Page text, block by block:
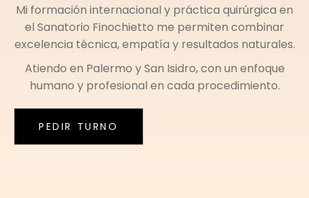
Mi formación internacional y práctica quirúrgica en
el Sanatorio Finochietto me permiten combinar
excelencia técnica, empatía y resultados naturales.
Atiendo en Palermo ySan Isidro, con un enfoque
humano y profesional en cada procedimiento.
PEDIR TURNO